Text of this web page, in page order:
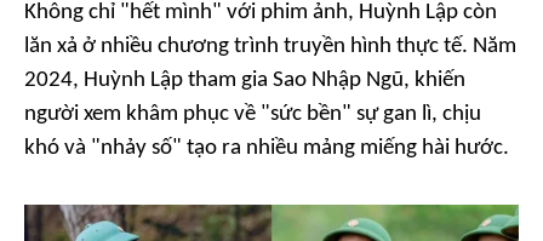
Không chỉ "hết mình" với phim ảnh, Huỳnh Lập còn
lăn xả ở nhiều chương trình truyền hình thực tế. Năm
2024, Huỳnh Lập tham gia Sao Nhập Ngũ, khiến
người xem khâm phục về "sức bền" sự gan lì, chịu
khó và "nhảy số" tạo ra nhiều mảng miếng hài hước.